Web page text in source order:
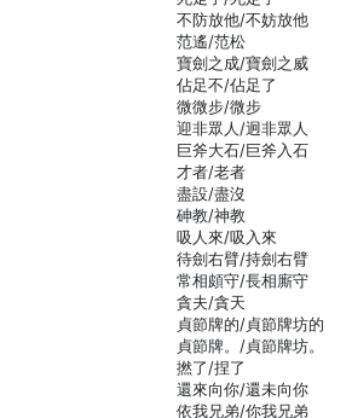
不防放他/不妨放他
范遙/范松
寶劍之成/寶劍之威
佔足不/佔足了
微微步/微步
迎非眾人/迥非眾人
巨斧大石/巨斧入石
才者/老者
盡設/盡沒
砷教/神教
吸人來/吸入來
待劍右臂/持劍右臂
常相頗守/長相廝守
貪夫/貪天
貞節牌的/貞節牌坊的
貞節牌。/貞節牌坊。
撚了/捏了
還來向你/還未向你
依我兄弟/你我兄弟